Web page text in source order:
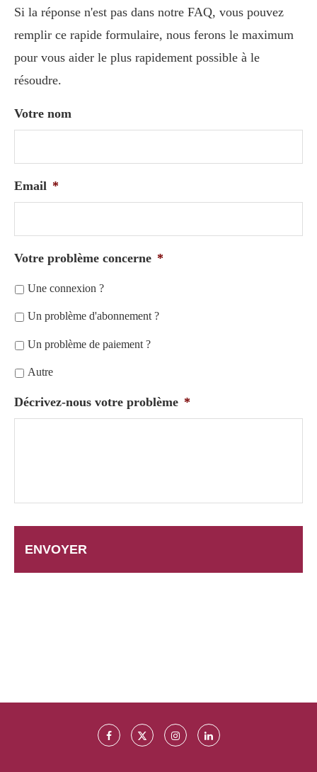
Si la réponse n'est pas dans notre FAQ, vous pouvez
remplir ce rapide formulaire, nous ferons le maximum
pour vous aider le plus rapidement possible à le
résoudre.
Votre nom
Email *
Votre problème concerne *
Une connexion ?
Un problème d'abonnement ?
Un problème de paiement ?
Autre
Décrivez-nous votre problème *